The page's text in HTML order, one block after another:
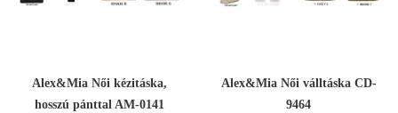
Alex&Mia Női kézitáska,
hosszú pánttal AM-0141
Alex&Mia Női válltáska CD-
9464